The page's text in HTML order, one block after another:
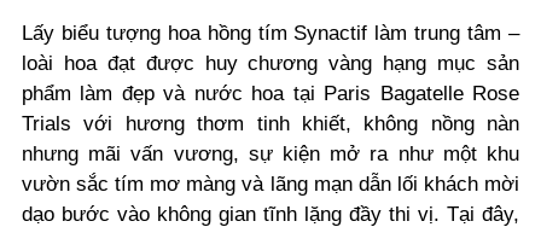
Lấy biểu tượng hoa hồng tím Synactif làm trung tâm –
loài hoa đạt được huy chương vàng hạng mục sản
phẩm làm đẹp và nước hoa tại Paris Bagatelle Rose
Trials với hương thơm tinh khiết, không nồng nàn
nhưng mãi vấn vương, sự kiện mở ra như một khu
vườn sắc tím mơ màng và lãng mạn dẫn lối khách mời
dạo bước vào không gian tĩnh lặng đầy thi vị. Tại đây,